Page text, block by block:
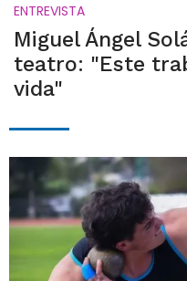
ENTREVISTA
Miguel Ángel
teatro: "Este
vida"